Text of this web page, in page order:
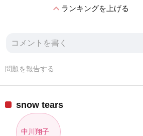
expand_lessランキングを上げる
問題を報告する
snow tears
中川翔子